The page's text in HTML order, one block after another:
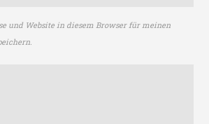
und Website in diesem Browser für meinen